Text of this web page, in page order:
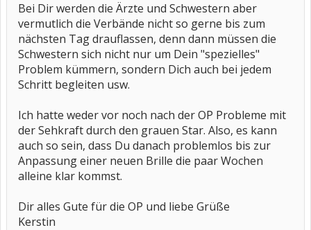
Bei Dir werden die Ärzte und Schwestern aber
vermutlich die Verbände nicht so gerne bis zum
nächsten Tag drauflassen, denn dann müssen die
Schwestern sich nicht nur um Dein "spezielles"
Problem kümmern, sondern Dich auch bei jedem
Schritt begleiten usw.
Ich hatte weder vor noch nach der OP Probleme mit
der Sehkraft durch den grauen Star. Also, es kann
auch so sein, dass Du danach problemlos bis zur
Anpassung einer neuen Brille die paar Wochen
alleine klar kommst.
Dir alles Gute für die OP und liebe Grüße
Kerstin